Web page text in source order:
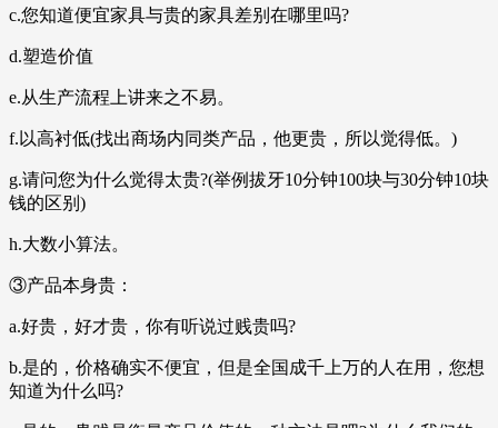
c.您知道便宜家具与贵的家具差别在哪里吗?
d.塑造价值
e.从生产流程上讲来之不易。
f.以高衬低(找出商场内同类产品，他更贵，所以觉得低。)
g.请问您为什么觉得太贵?(举例拔牙10分钟100块与30分钟10块
钱的区别)
h.大数小算法。
③产品本身贵：
a.好贵，好才贵，你有听说过贱贵吗?
b.是的，价格确实不便宜，但是全国成千上万的人在用，您想
知道为什么吗?